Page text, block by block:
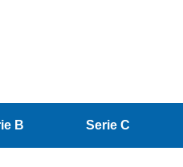
B Serie C